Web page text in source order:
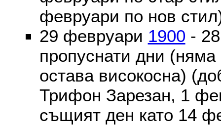
февруари по нов
29 февруари 1900 -
пропуснати дни
остава високосна)
Трифон Зарезан, 1
същият ден като 14